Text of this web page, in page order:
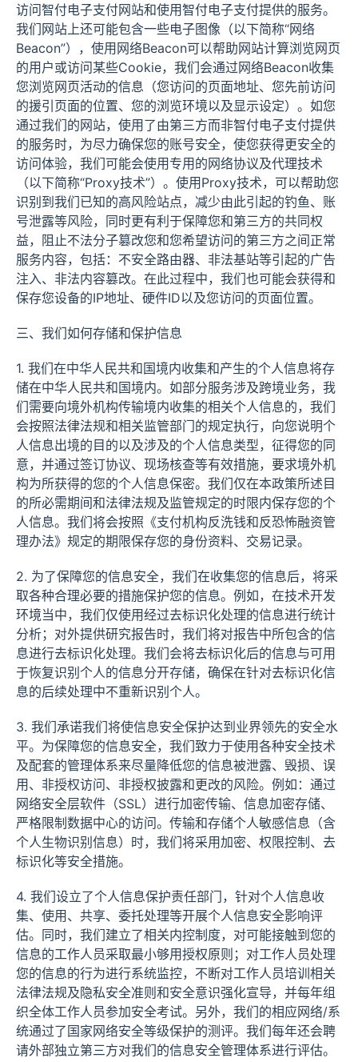
访问智付电子支付网站和使用智付电子支付提供的服务。
我们网站上还可能包含一些电子图像（以下简称“网络
Beacon”），使用网络Beacon可以帮助网站计算浏览网页
的用户或访问某些Cookie，我们会通过网络Beacon收集
您浏览网页活动的信息（您访问的页面地址、您先前访问
的援引页面的位置、您的浏览环境以及显示设定）。如您
通过我们的网站，使用了由第三方而非智付电子支付提供
的服务时，为尽力确保您的账号安全，使您获得更安全的
访问体验，我们可能会使用专用的网络协议及代理技术
（以下简称“Proxy技术”）。使用Proxy技术，可以帮助您
识别到我们已知的高风险站点，减少由此引起的钓鱼、账
号泄露等风险，同时更有利于保障您和第三方的共同权
益，阻止不法分子篡改您和您希望访问的第三方之间正常
服务内容，包括：不安全路由器、非法基站等引起的广告
注入、非法内容篡改。在此过程中，我们也可能会获得和
保存您设备的IP地址、硬件ID以及您访问的页面位置。
三、我们如何存储和保护信息
1. 我们在中华人民共和国境内收集和产生的个人信息将存
储在中华人民共和国境内。如部分服务涉及跨境业务，我
们需要向境外机构传输境内收集的相关个人信息的，我们
会按照法律法规和相关监管部门的规定执行，向您说明个
人信息出境的目的以及涉及的个人信息类型，征得您的同
意，并通过签订协议、现场核查等有效措施，要求境外机
构为所获得的您的个人信息保密。我们仅在本政策所述目
的所必需期间和法律法规及监管规定的时限内保存您的个
人信息。我们将会按照《支付机构反洗钱和反恐怖融资管
理办法》规定的期限保存您的身份资料、交易记录。
2. 为了保障您的信息安全，我们在收集您的信息后，将采
取各种合理必要的措施保护您的信息。例如，在技术开发
环境当中，我们仅使用经过去标识化处理的信息进行统计
分析；对外提供研究报告时，我们将对报告中所包含的信
息进行去标识化处理。我们会将去标识化后的信息与可用
于恢复识别个人的信息分开存储，确保在针对去标识化信
息的后续处理中不重新识别个人。
3. 我们承诺我们将使信息安全保护达到业界领先的安全水
平。为保障您的信息安全，我们致力于使用各种安全技术
及配套的管理体系来尽量降低您的信息被泄露、毁损、误
用、非授权访问、非授权披露和更改的风险。例如：通过
网络安全层软件（SSL）进行加密传输、信息加密存储、
严格限制数据中心的访问。传输和存储个人敏感信息（含
个人生物识别信息）时，我们将采用加密、权限控制、去
标识化等安全措施。
4. 我们设立了个人信息保护责任部门，针对个人信息收
集、使用、共享、委托处理等开展个人信息安全影响评
估。同时，我们建立了相关内控制度，对可能接触到您的
信息的工作人员采取最小够用授权原则；对工作人员处理
您的信息的行为进行系统监控，不断对工作人员培训相关
法律法规及隐私安全准则和安全意识强化宣导，并每年组
织全体工作人员参加安全考试。另外，我们的相应网络/系
统通过了国家网络安全等级保护的测评。我们每年还会聘
请外部独立第三方对我们的信息安全管理体系进行评估。